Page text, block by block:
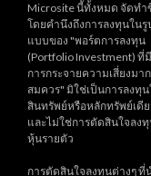
Microsite นี้ทั้งหมด จัดทำ
โดยคำนึงถึงการลงทุนในรู
แบบของ "พอร์ตการลงทุน
(Portfolio Investment) ที่มี
การกระจายความเสี่ยงมา
สมควร" มิใช่เป็นการลงทุ
สินทรัพย์หรือหลักทรัพย์เดี
และไม่ใช่การตัดสินใจลง
หุ้นรายตัว
การตัดสินใจลงทุนต่างๆ ที่